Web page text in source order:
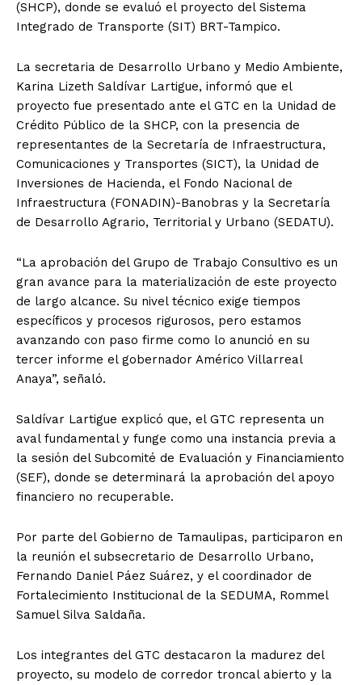
(SHCP), donde se evaluó el proyecto del Sistema
Integrado de Transporte (SIT) BRT-Tampico.
La secretaria de Desarrollo Urbano y Medio Ambiente,
Karina Lizeth Saldívar Lartigue, informó que el
proyecto fue presentado ante el GTC en la Unidad de
Crédito Público de la SHCP, con la presencia de
representantes de la Secretaría de Infraestructura,
Comunicaciones y Transportes (SICT), la Unidad de
Inversiones de Hacienda, el Fondo Nacional de
Infraestructura (FONADIN)-Banobras y la Secretaría
de Desarrollo Agrario, Territorial y Urbano (SEDATU).
“La aprobación del Grupo de Trabajo Consultivo es un
gran avance para la materialización de este proyecto
de largo alcance. Su nivel técnico exige tiempos
específicos y procesos rigurosos, pero estamos
avanzando con paso firme como lo anunció en su
tercer informe el gobernador Américo Villarreal
Anaya”, señaló.
Saldívar Lartigue explicó que, el GTC representa un
aval fundamental y funge como una instancia previa a
la sesión del Subcomité de Evaluación y Financiamiento
(SEF), donde se determinará la aprobación del apoyo
financiero no recuperable.
Por parte del Gobierno de Tamaulipas, participaron en
la reunión el subsecretario de Desarrollo Urbano,
Fernando Daniel Páez Suárez, y el coordinador de
Fortalecimiento Institucional de la SEDUMA, Rommel
Samuel Silva Saldaña.
Los integrantes del GTC destacaron la madurez del
proyecto, su modelo de corredor troncal abierto y la